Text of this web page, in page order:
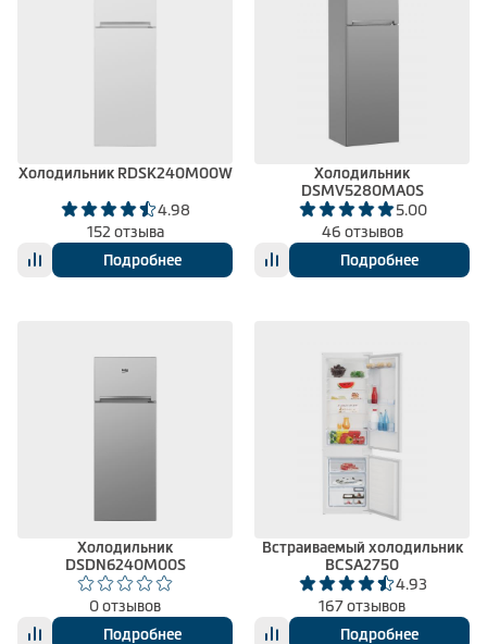
Холодильник RDSK240M00W
4.98
152 отзыва
Подробнее
Холодильник
DSMV5280MA0S
5.00
46 отзывов
Подробнее
Холодильник
DSDN6240M00S
0 отзывов
Подробнее
Встраиваемый холодильник
BCSA2750
4.93
167 отзывов
Подробнее